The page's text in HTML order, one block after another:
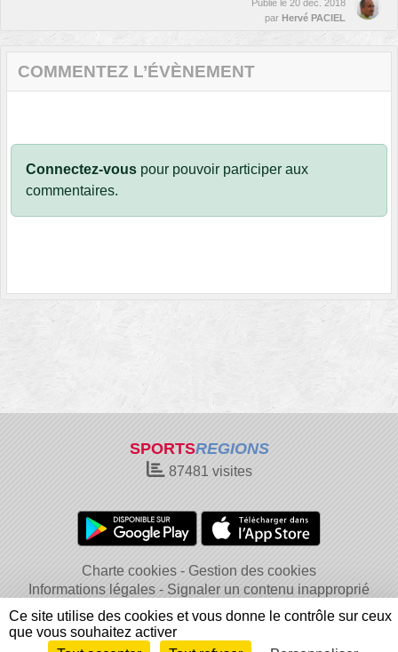
Publié le 20 déc. 2018
par Hervé PACIEL
COMMENTEZ L’ÉVÈNEMENT
Connectez-vous pour pouvoir participer aux
commentaires.
SPORTSREGIONS
87481 visites
Charte cookies
Gestion des cookies
Informations légales
Signaler un contenu inapproprié
Ce site utilise des cookies et vous donne le contrôle sur ceux
que vous souhaitez activer